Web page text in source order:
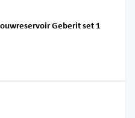
Geberit set 1